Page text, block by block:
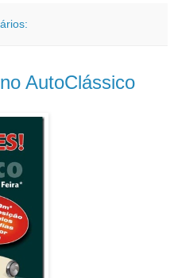
AutoClássico